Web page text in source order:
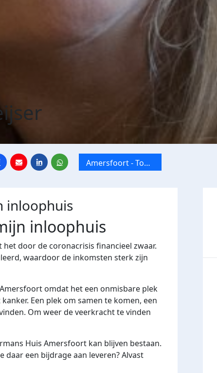
Amersfoort - Toon
Hermans Huis
inloophuis
inloophuis
door de coronacrisis financieel zwaar.
waardoor de inkomsten sterk zijn
omdat het een onmisbare plek
Een plek om samen te komen, een
Om weer de veerkracht te vinden
Huis Amersfoort kan blijven bestaan.
daar een bijdrage aan leveren? Alvast